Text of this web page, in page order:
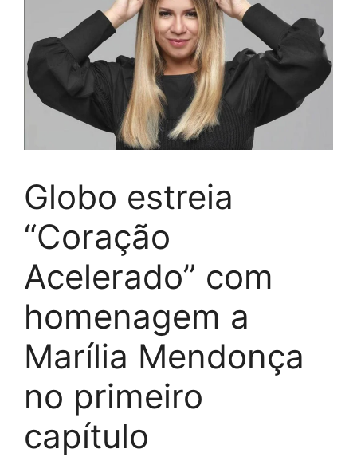
Globo estreia
“Coração
Acelerado” com
homenagem a
Marília Mendonça
no primeiro
capítulo